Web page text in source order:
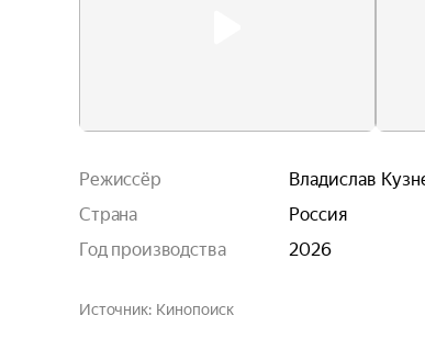
Режиссёр
Владислав
Страна
Россия
Год производства
2026
Источник Кинопоиск